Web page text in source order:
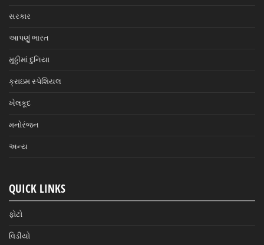
સરકાર
આપણું ભારત
મુઠ્ઠીમાં દુનિયા
ક્રાઇમ સ્પેશિયલ
ખેલકૂદ
મનોરંજન
અન્ય
QUICK LINKS
ફોટો
વિડીયો